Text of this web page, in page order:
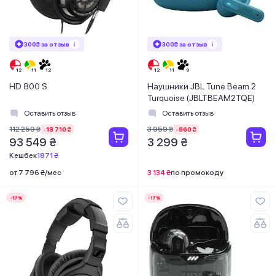
300₴ за отзыв
HD 800 S
Оставить отзыв
112 259 ₴ -18 710 ₴
93 549 ₴
Кешбек1871 ₴
от 7 796 ₴/мес
300₴ за отзыв
Наушники JBL Tune Beam 2
Turquoise (JBLTBEAM2TQE)
Оставить отзыв
3 959 ₴ -660 ₴
3 299 ₴
3 134 ₴по промокоду
-17% -17%